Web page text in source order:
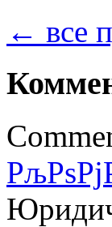
← все